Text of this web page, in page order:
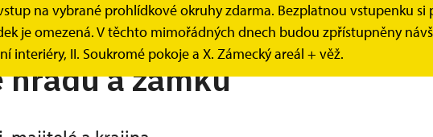
na vybrané prohlídkové okruhy zdarma. Bezplatnou vstupenku si
je omezená. V těchto mimořádných dnech budou zpřístupněny
interiéry, II. Soukromé pokoje a X. Zámecký areál + věž.
a zámku